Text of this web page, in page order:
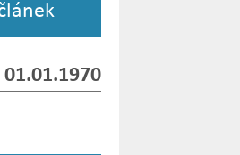
01.01.1970